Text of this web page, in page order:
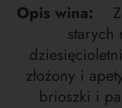
Opis wina:
starych
złożony i
brioszki i